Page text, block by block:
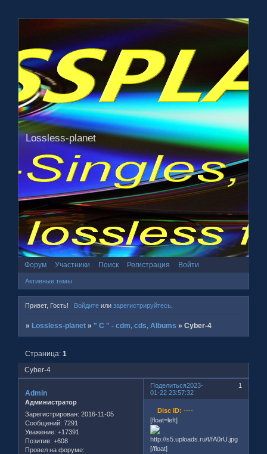
Lossless-planet
Форум Участники Поиск Регистрация Войти
Активные темы
Привет, Гость! Войдитеили зарегистрируйтесь.
» Lossless-planet » " C " - cdm, cds, Albums »Cyber-4
Cyber-4
Страница:1
Поделиться 1
2023-
01-22 23:57:32
Admin
Администратор
Зарегистрирован: 2016-11-05
Сообщений: 7291
Уважение: +17391
Позитив: +608
Провел на форуме:
Disc ID: ----
[float=left]
[/float]